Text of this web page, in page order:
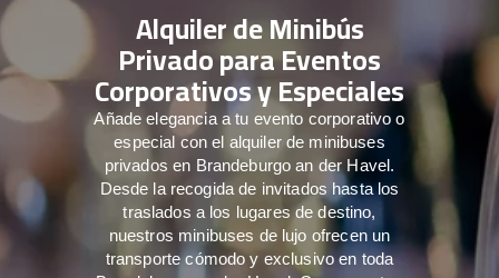
Alquiler de Minibús
Privado para Eventos
Corporativos y Especiales
Añade elegancia a tu evento corporativo o
especial con el alquiler de minibuses
privados en Brandeburgo an der Havel.
Desde la recogida de invitados hasta los
traslados a los lugares de destino,
nuestros minibuses de lujo ofrecen un
transporte cómodo y exclusivo en toda